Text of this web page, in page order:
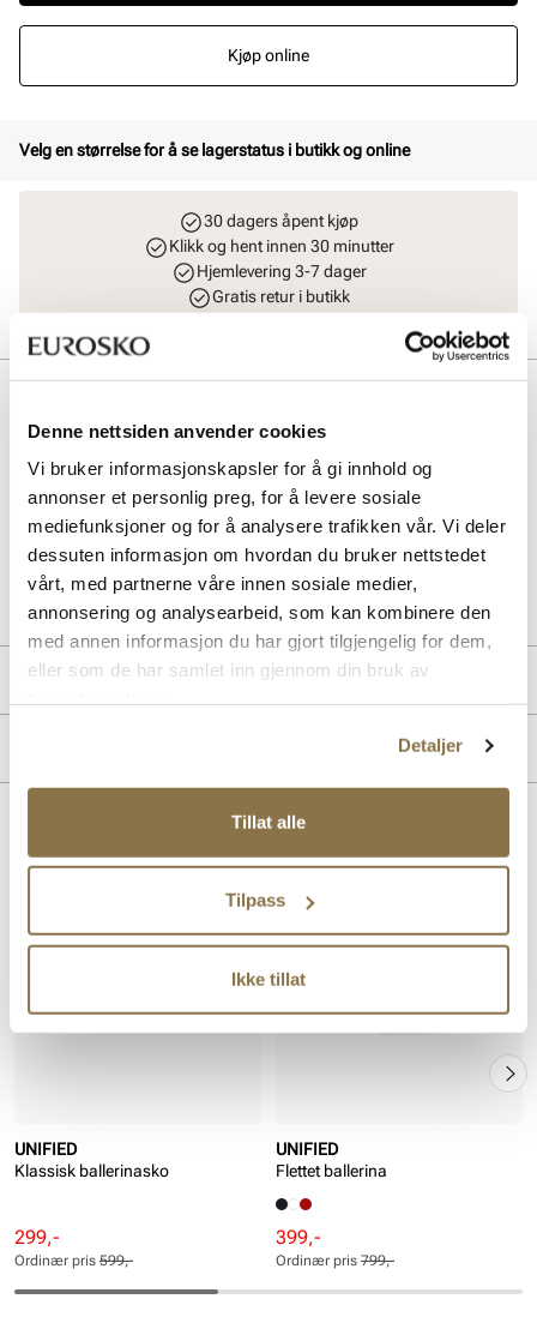
Denne nettsiden anvender cookies
Vi bruker informasjonskapsler for å gi innhold og
annonser et personlig preg, for å levere sosiale
mediefunksjoner og for å analysere trafikken vår. Vi deler
dessuten informasjon om hvordan du bruker nettstedet
vårt, med partnerne våre innen sosiale medier,
annonsering og analysearbeid, som kan kombinere den
med annen informasjon du har gjort tilgjengelig for dem,
eller som de har samlet inn gjennom din bruk av
Detaljer
Tillat alle
Tilpass
Ikke tillat
Kjøp online
Velg en størrelse for å se lagerstatus i butikk og online
30 dagers åpent kjøp
Klikk og hent innen 30 minutter
Hjemlevering 3-7 dager
Gratis retur i butikk
Ballerinasko med broderte detaljer fra Unified. En feminin og
klassisk modell med dekorative broderier som gir et elegant uttrykk.
Skoen lukkes med en justerbar reim over vristen, som sikrer god
passform og komfort gjennom dagen.
Art. nr
31663008
26V1263
Produktdetaljer
UNIFIED
Klassisk ballerinasko
Rabattert
pris
Pris
299,-
Ordinær
pris
Pris
Ordinær pris 599,-
UNIFIED
Flettet ballerina
Rabattert
pris
Pris
399,-
Ordinær
pris
Pris
Ordinær pris 799,-
SALG